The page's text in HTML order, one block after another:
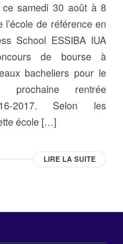
ce samedi 30 août à 8
de référence en
School ESSIBA IUA
de bourse à
bacheliers pour le
rentrée
2017. Selon les
école […]
LIRE LA SUITE